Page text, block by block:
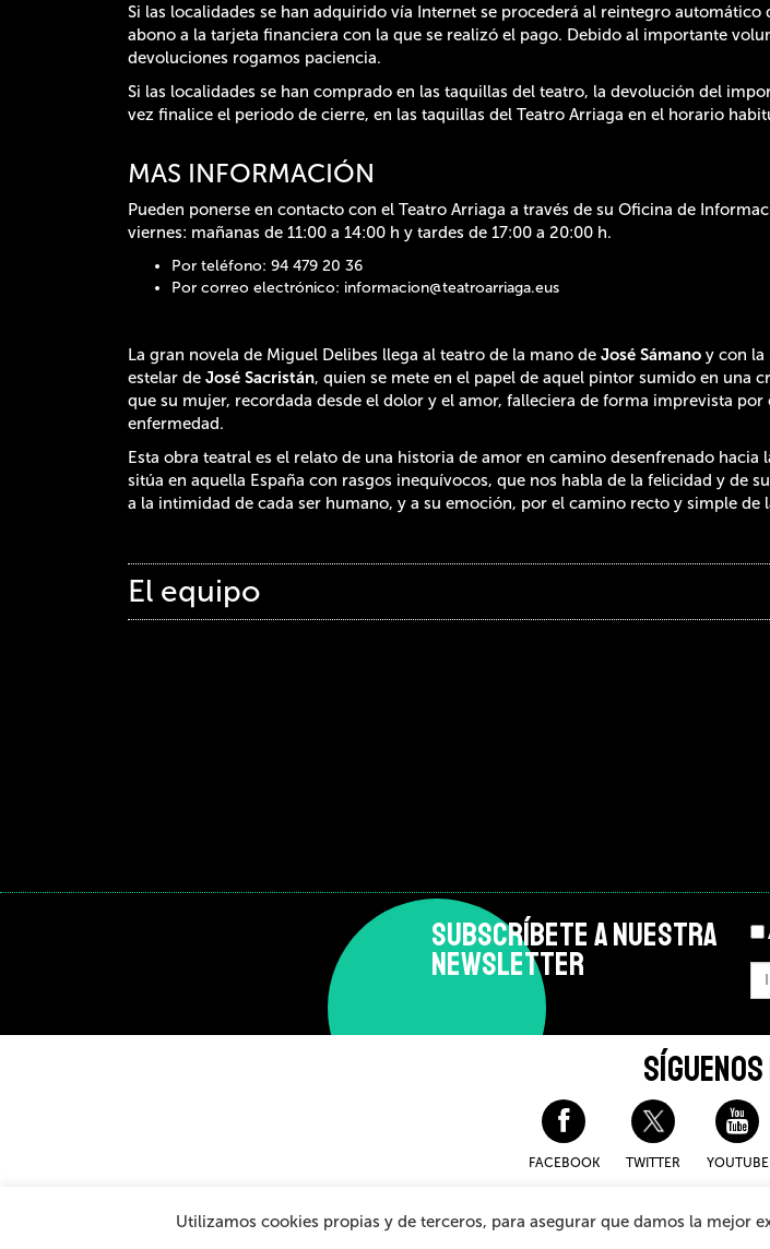
Si las localidades se han adquirido vía Internet se procederá al reintegro automático
abono a la tarjeta financiera con la que se realizó el pago. Debido al importante
devoluciones rogamos paciencia.
Si las localidades se han comprado en las taquillas del teatro, la devolución del
vez finalice el periodo de cierre, en las taquillas del Teatro Arriaga en el horario
MAS INFORMACIÓN
Pueden ponerse en contacto con el Teatro Arriaga a través de su Oficina de
viernes: mañanas de 11:00 a 14:00 h y tardes de 17:00 a 20:00 h.
Por teléfono: 94 479 20 36
Por correo electrónico: informacion@teatroarriaga.eus
La gran novela de Miguel Delibes llega al teatro de la mano de José Sámano y con la
estelar de José Sacristán, quien se mete en el papel de aquel pintor sumido en una
que su mujer, recordada desde el dolor y el amor, falleciera de forma imprevista por
enfermedad.
Esta obra teatral es el relato de una historia de amor en camino desenfrenado hacia
sitúa en aquella España con rasgos inequívocos, que nos habla de la felicidad y de
a la intimidad de cada ser humano, y a su emoción, por el camino recto y simple de
El equipo
SUBSCRÍBETE A NUESTRA
NEWSLETTER
FACEBOOK TWITTER YOUTUBE
Aviso Legal y Política de Privacidad Política de cookies Condiciones Generales de
Utilizamos cookies propias y de terceros, para asegurar que damos la mejor